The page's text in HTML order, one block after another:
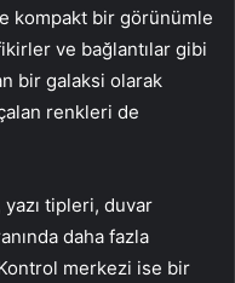
kompakt bir görünümle
ve bağlantılar gibi
bir galaksi olarak
renkleri de
tipleri, duvar
daha fazla
merkezi ise bir